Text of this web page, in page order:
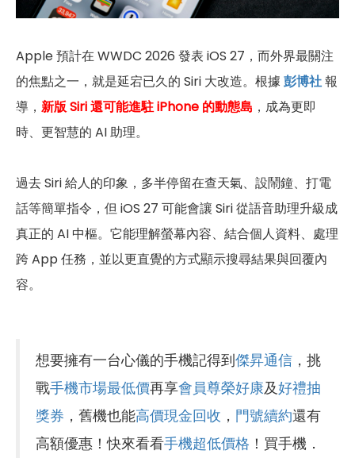
Apple 預計在 WWDC 2026 發表 iOS 27，而外界最關注
的焦點之一，就是延宕已久的 Siri 大改造。根據 彭博社報
導， 新版 Siri 還可能進駐 iPhone 的動態島 ，成為更即
時、更智慧的 AI 助理。
過去 Siri 給人的印象，多半停留在查天氣、設鬧鐘、打電
話等簡單指令，但 iOS 27 可能會讓 Siri 從語音助理升級成
真正的 AI 中樞。它能理解螢幕內容、結合個人資料、處理
跨 App 任務，並以更直覺的方式顯示搜尋結果與回覆內
容。
想要擁有一台心儀的手機記得到傑昇通信 ，挑
戰手機市場最低價再享會員尊榮好康及好禮抽
獎券 ，舊機也能高價現金回收 ， 門號續約還有
高額優惠！快來看看手機超低價格 ！買手機．